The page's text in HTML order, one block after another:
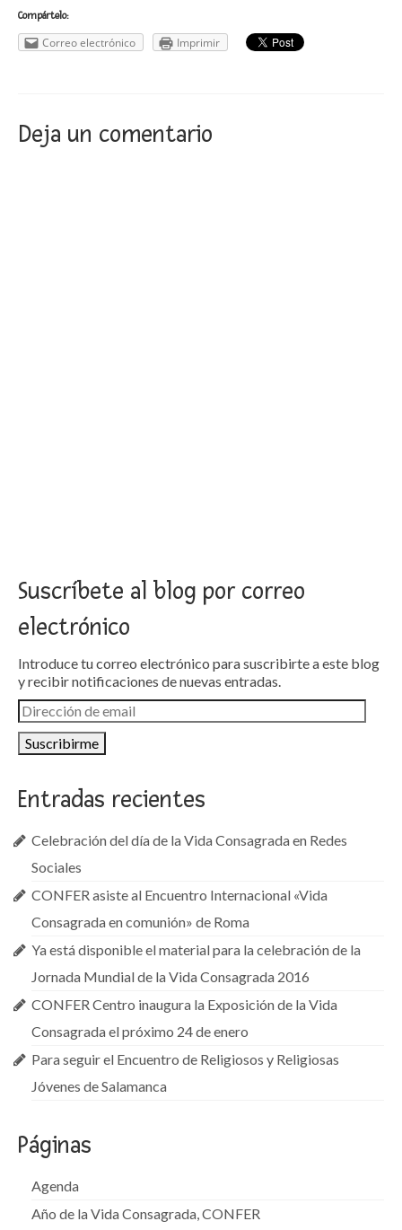
Compártelo:
Correo electrónico Imprimir
Deja un comentario
Suscríbete al blog por correo
electrónico
Introduce tu correo electrónico para suscribirte a este blog
y recibir notificaciones de nuevas entradas.
Dirección
de
email
Entradas recientes
Celebración del día de la Vida Consagrada en Redes
Sociales
CONFER asiste al Encuentro Internacional «Vida
Consagrada en comunión» de Roma
Ya está disponible el material para la celebración de la
Jornada Mundial de la Vida Consagrada 2016
CONFER Centro inaugura la Exposición de la Vida
Consagrada el próximo 24 de enero
Para seguir el Encuentro de Religiosos y Religiosas
Jóvenes de Salamanca
Páginas
Agenda
Año de la Vida Consagrada, CONFER